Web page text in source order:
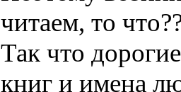
читаем, то
Так что
книг и имена